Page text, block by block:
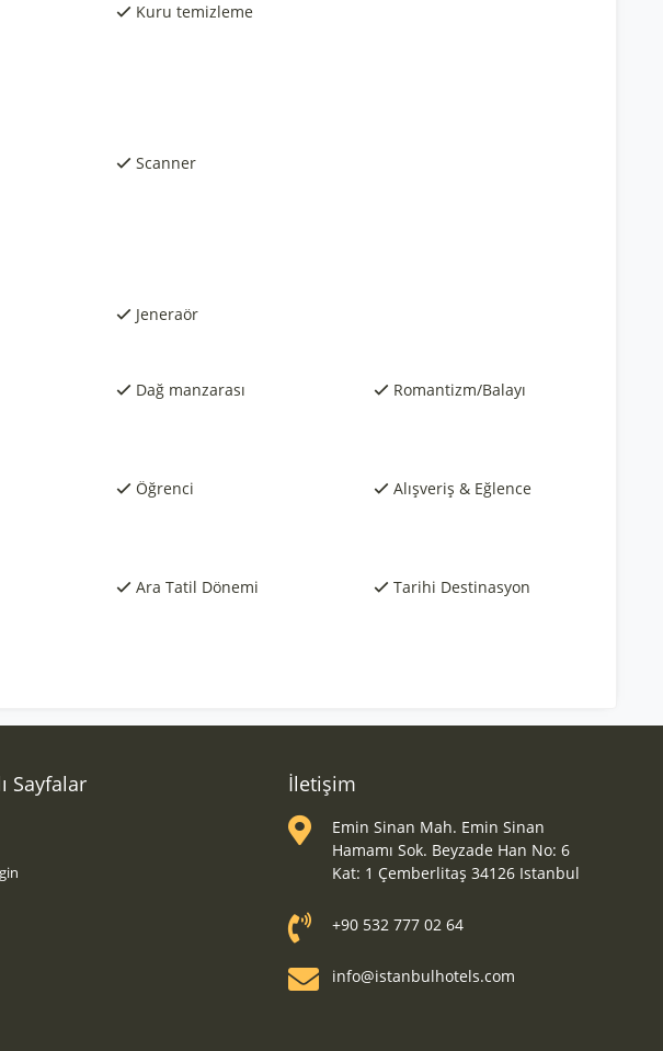
Kuru temizleme
Scanner
Jeneraör
Dağ manzarası
Romantizm/Balayı
Öğrenci
Alışveriş & Eğlence
Ara Tatil Dönemi
Tarihi Destinasyon
Sayfalar İletişim
Emin Sinan Mah. Emin Sinan
Hamamı Sok. Beyzade Han No: 6
Kat: 1 Çemberlitaş 34126 Istanbul
+90 532 777 02 64
info@istanbulhotels.com